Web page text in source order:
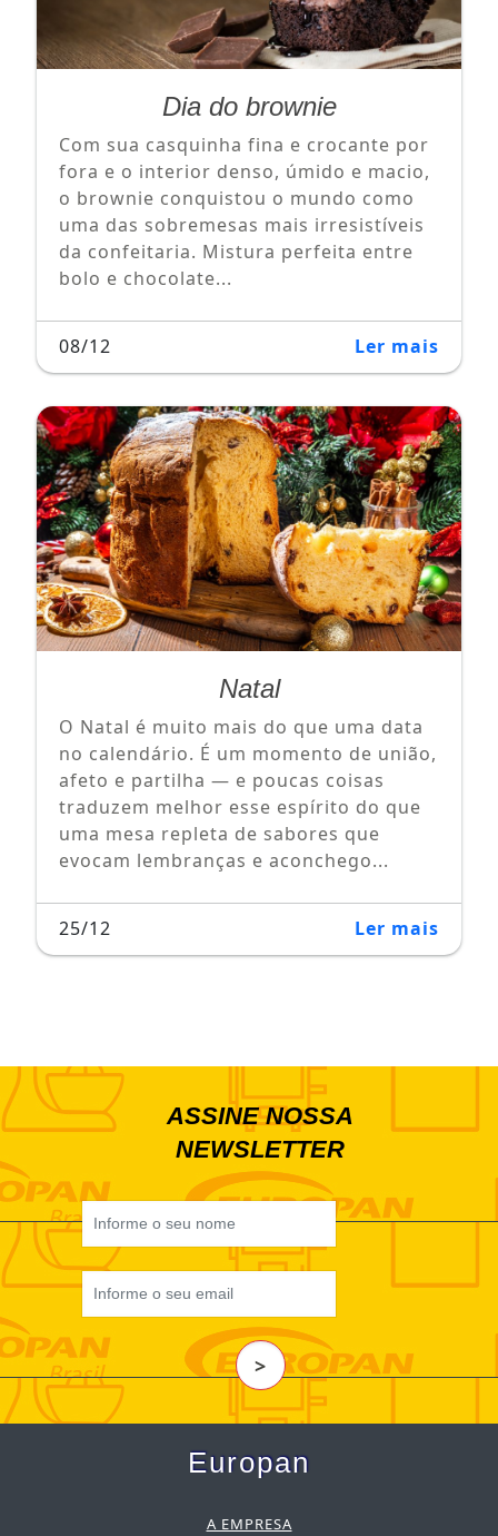
Dia do brownie
Com sua casquinha fina e crocante por
fora e o interior denso, úmido e macio,
o brownie conquistou o mundo como
uma das sobremesas mais irresistíveis
da confeitaria. Mistura perfeita entre
bolo e chocolate...
08/12 Ler mais
Natal
O Natal é muito mais do que uma data
no calendário. É um momento de união,
afeto e partilha — e poucas coisas
traduzem melhor esse espírito do que
uma mesa repleta de sabores que
evocam lembranças e aconchego...
25/12 Ler mais
ASSINE NOSSA
NEWSLETTER
>
Europan
A EMPRESA